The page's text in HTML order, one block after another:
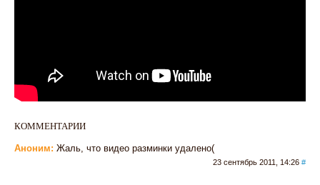
КОММЕНТАРИИ
Аноним: Жаль, что видео разминки удалено(
23 сентябрь 2011, 14:26 #